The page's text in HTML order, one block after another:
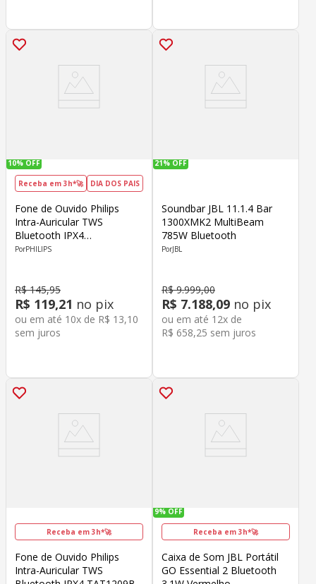
10% OFF
Receba em 3h*🚀 DIA DOS PAIS
Fone de Ouvido Philips
Intra-Auricular TWS
Bluetooth IPX4
TAT1109WT Branco
PHILIPS
R$ 145,95
R$ 119,21 no pix
ou em até 10x de R$ 13,10
sem juros
21% OFF
Soundbar JBL 11.1.4 Bar
1300XMK2 MultiBeam
785W Bluetooth
JBL
R$ 9.999,00
R$ 7.188,09 no pix
ou em até 12x de
R$ 658,25 sem juros
Receba em 3h*🚀
Fone de Ouvido Philips
Intra-Auricular TWS
9% OFF
Receba em 3h*🚀
Caixa de Som JBL Portátil
GO Essential 2 Bluetooth